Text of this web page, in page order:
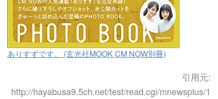
ありすずです。 (玄光社MOOK CM NOW別冊)
引用元:
http://hayabusa9.5ch.net/test/read.cgi/mnewsplus/1